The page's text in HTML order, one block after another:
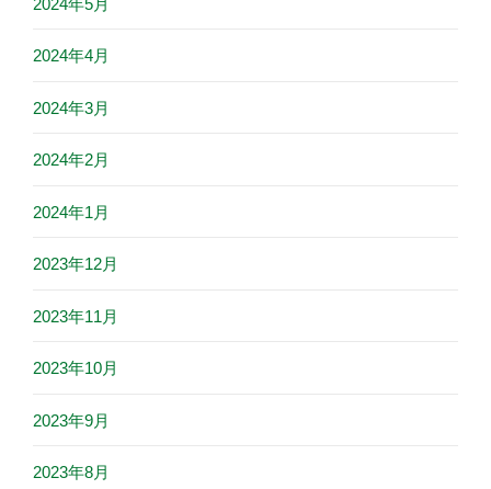
2024年4月
2024年3月
2024年2月
2024年1月
2023年12月
2023年11月
2023年10月
2023年9月
2023年8月